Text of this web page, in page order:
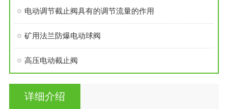
电动调节截止阀具有的调节流量的作用
矿用法兰防爆电动球阀
高压电动截止阀
详细介绍